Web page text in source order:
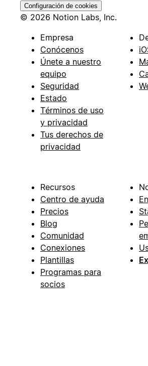
Configuración de cookies
© 2026 Notion Labs, Inc.
Empresa
Conócenos
Únete a nuestro
equipo
Seguridad
Estado
Términos de uso
y privacidad
Tus derechos de
privacidad
Recursos
Centro de ayuda
Precios
Blog
Comunidad
Conexiones
Plantillas
Programas para
socios